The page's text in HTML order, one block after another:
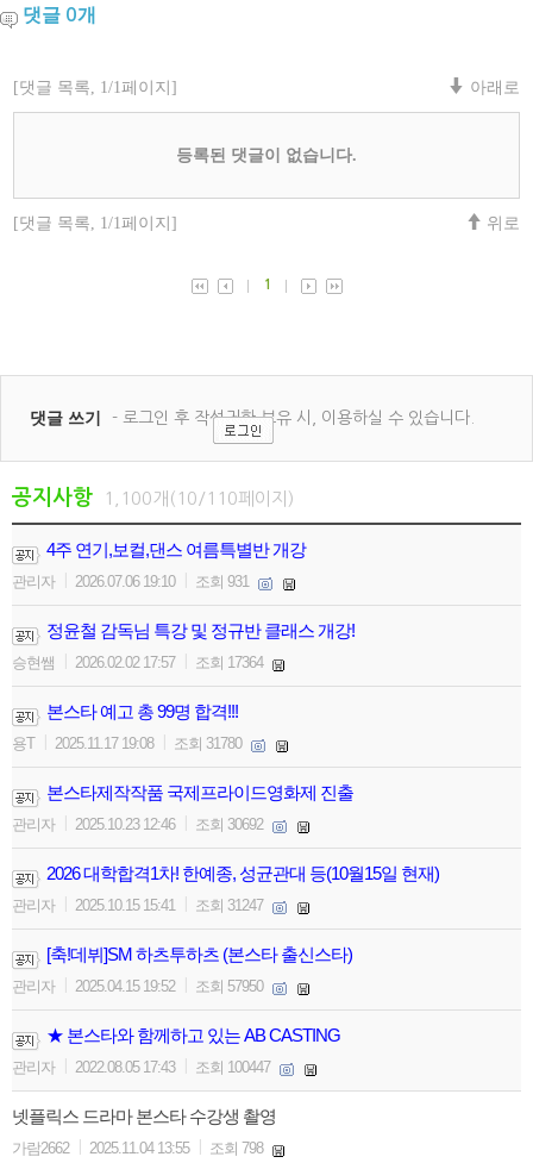
댓글 0개
공지사항 1,100개(10/110페이지)
4주 연기,보컬,댄스 여름특별반 개강
관리자 2026.07.06 19:10 조회 931
정윤철 감독님 특강 및 정규반 클래스 개강!
승현쌤 2026.02.02 17:57 조회 17364
본스타 예고 총 99명 합격!!!
용T 2025.11.17 19:08 조회 31780
본스타제작작품 국제프라이드영화제 진출
관리자 2025.10.23 12:46 조회 30692
2026 대학합격1차! 한예종, 성균관대 등(10월15일 현재)
관리자 2025.10.15 15:41 조회 31247
[축!데뷔]SM 하츠투하츠 (본스타 출신스타)
관리자 2025.04.15 19:52 조회 57950
★ 본스타와 함께하고 있는 AB CASTING
관리자 2022.08.05 17:43 조회 100447
넷플릭스 드라마 본스타 수강생 촬영
가람2662 2025.11.04 13:55 조회 798